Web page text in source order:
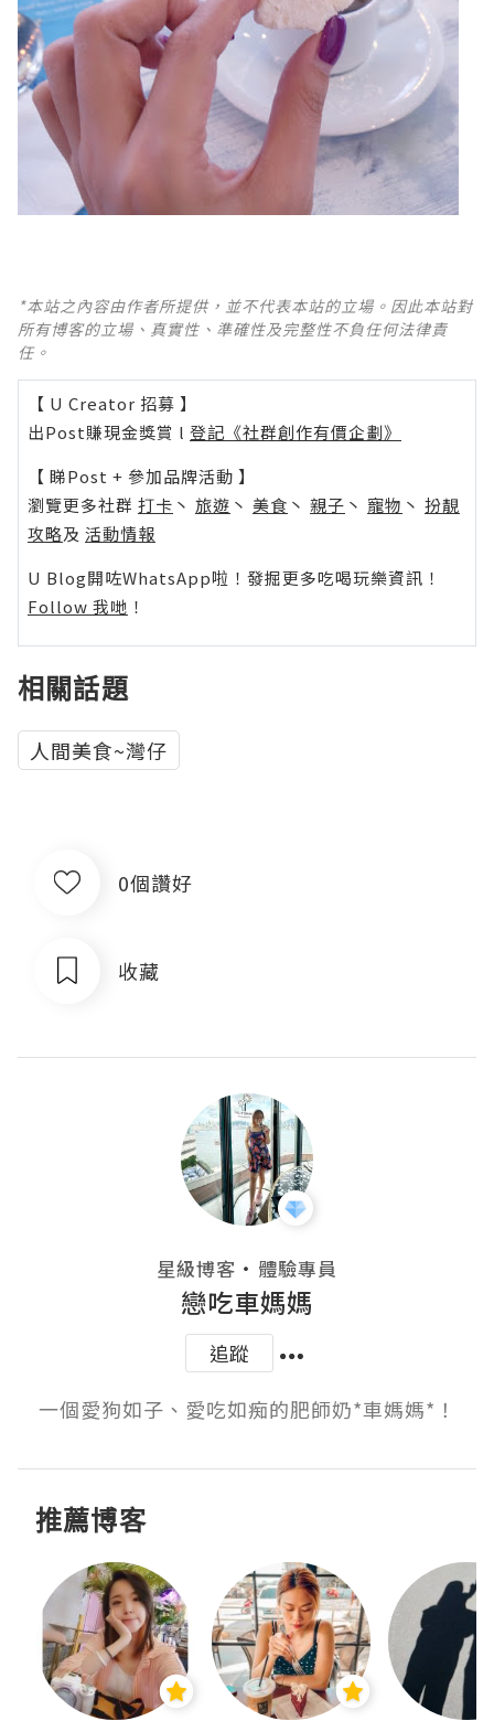
*本站之內容由作者所提供，並不代表本站的立場。因此本站對
所有博客的立場、真實性、準確性及完整性不負任何法律責
任。
【 U Creator 招募 】
出Post賺現金獎賞 l 登記《社群創作有價企劃》
【 睇Post + 參加品牌活動 】
瀏覽更多社群 打卡 丶 旅遊 丶 美食 丶 親子 丶 寵物 丶 扮靚
攻略及 活動情報
U Blog開咗WhatsApp啦！發掘更多吃喝玩樂資訊！
Follow 我哋 ！
相關話題
人間美食~灣仔
0個讚好
收藏
星級博客 ・ 體驗專員
戀吃車媽媽
追蹤
一個愛狗如子、愛吃如痴的肥師奶*車媽媽*！
推薦博客